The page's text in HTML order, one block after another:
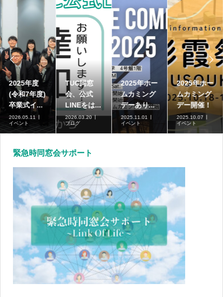

2025年度
(令和7年度)
卒業式イ...
2026.05.11
イベント
TUC同窓
会、公式
LINEをは...
2026.03.20
ブログ
2025年ホー
ムカミング
デーあり...
2025.11.01
イベント
2025年ホー
ムカミング
デー開催！
2025.10.07
イベント

緊急時同窓会サポート